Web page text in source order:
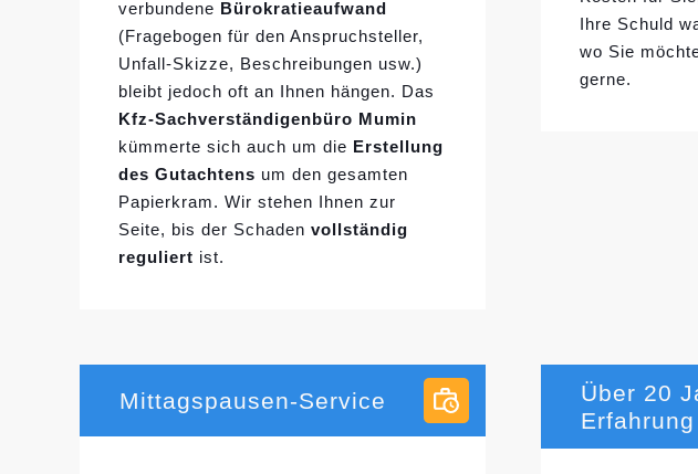
verbundene Bürokratieaufwand
(Fragebogen für den Anspruchsteller,
Unfall-Skizze, Beschreibungen usw.)
bleibt jedoch oft an Ihnen hängen. Das
Kfz-Sachverständigenbüro Mumin
kümmerte sich auch um die Erstellung
des Gutachtens um den gesamten
Papierkram. Wir stehen Ihnen zur
Seite, bis der Schaden vollständig
reguliert ist.
Ihre Schuld
wo Sie
gerne.
Mittagspausen-Service
Über 20
Erfahrung